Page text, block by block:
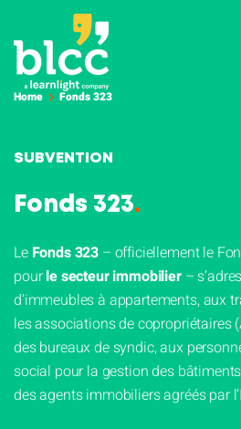
Home Fonds 323
SUBVENTION
Fonds 323.
Le Fonds 323 – officiellement le
pourle secteur immobilier–
d’immeubles à appartements, aux
les associations de copropriétaires
des bureaux de syndic, aux
social pour la gestion des
des agents immobiliers agréés par